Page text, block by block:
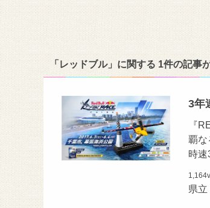
「レッドブル」に関する 1件の記事
3年
『
覇な
時
1,164
県立